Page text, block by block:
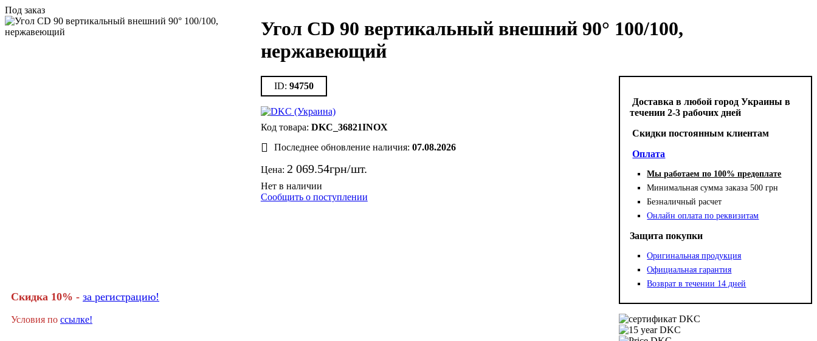
Под заказ
Скидка 10% - за регистрацию!
Условия по ссылке!
Угол CD 90 вертикальный внешний 90° 100/100,
нержавеющий
94750
DKC_36821INOX
Последнее обновление наличия: 07.08.2026
Цена: 2 069.54грн
Сообщить о поступлении
Доставка в любой город Украины в
течении 2-3 рабочих дней
Cкидки постоянным клиентам
Оплата
Мы работаем по 100% предоплате
Минимальная сумма заказа 500 грн
Безналичный расчет
Онлайн оплата по реквизитам
Защита покупки
Оригинальная продукция
Официальная гарантия
Возврат в течении 14 дней